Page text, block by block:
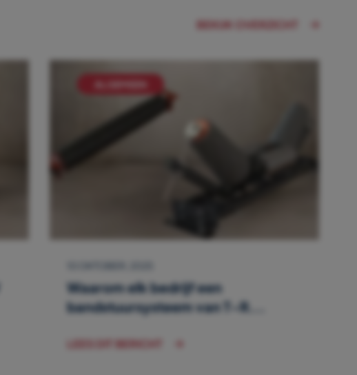
BEKIJK OVERZICHT
Waarom elk bedrijf een
bandstuursysteem van T-R...
LEES DIT BERICHT